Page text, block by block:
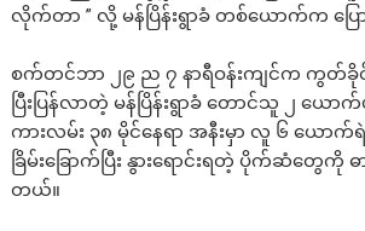
လိုက်တာ ” လို့ မန်ပြိန်းရွာခံ တစ်ယောက်က ပြေ
စက်တင်ဘာ ၂၉ ည ၇ နာရီဝန်းကျင်က ကွတ်ခိုင်
ပြီးပြန်လာတဲ့ မန်ပြိန်းရွာခံ တောင်သူ ၂ ယေ
ကားလမ်း ၃၈ မိုင်နေရာ အနီးမှာ လူ ၆ ယော
ခြိမ်းခြောက်ပြီး နွားရောင်းရတဲ့ ပိုက်ဆံတွေကို ဓ
တယ်။